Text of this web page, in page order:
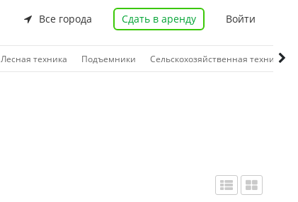
Все города Сдать в аренду Войти
Лесная техника Подъемники Сельскохозяйственная техника